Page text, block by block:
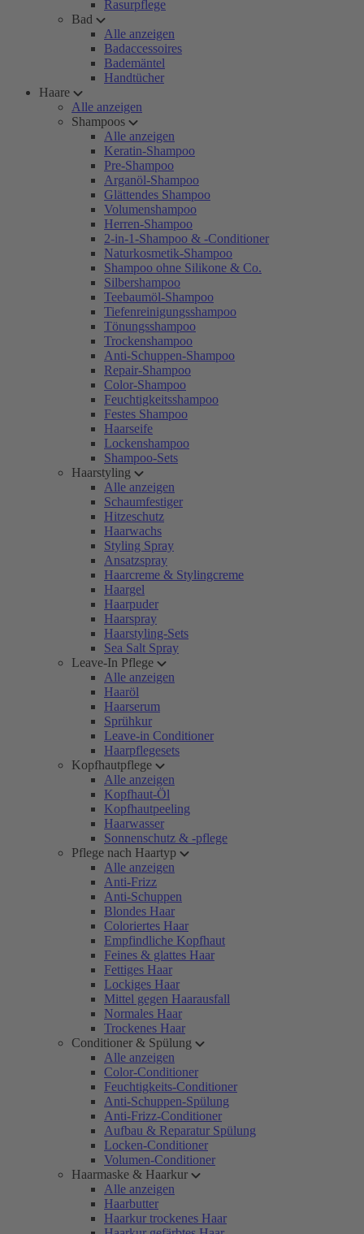
Rasurpflege
Bad
Alle anzeigen
Badaccessoires
Bademäntel
Handtücher
Haare
Alle anzeigen
Shampoos
Alle anzeigen
Keratin-Shampoo
Pre-Shampoo
Arganöl-Shampoo
Glättendes Shampoo
Volumenshampoo
Herren-Shampoo
2-in-1-Shampoo & -Conditioner
Naturkosmetik-Shampoo
Shampoo ohne Silikone & Co.
Silbershampoo
Teebaumöl-Shampoo
Tiefenreinigungsshampoo
Tönungsshampoo
Trockenshampoo
Anti-Schuppen-Shampoo
Repair-Shampoo
Color-Shampoo
Feuchtigkeitsshampoo
Festes Shampoo
Haarseife
Lockenshampoo
Shampoo-Sets
Haarstyling
Alle anzeigen
Schaumfestiger
Hitzeschutz
Haarwachs
Styling Spray
Ansatzspray
Haarcreme & Stylingcreme
Haargel
Haarpuder
Haarspray
Haarstyling-Sets
Sea Salt Spray
Leave-In Pflege
Alle anzeigen
Haaröl
Haarserum
Sprühkur
Leave-in Conditioner
Haarpflegesets
Kopfhautpflege
Alle anzeigen
Kopfhaut-Öl
Kopfhautpeeling
Haarwasser
Sonnenschutz & -pflege
Pflege nach Haartyp
Alle anzeigen
Anti-Frizz
Anti-Schuppen
Blondes Haar
Coloriertes Haar
Empfindliche Kopfhaut
Feines & glattes Haar
Fettiges Haar
Lockiges Haar
Mittel gegen Haarausfall
Normales Haar
Trockenes Haar
Conditioner & Spülung
Alle anzeigen
Color-Conditioner
Feuchtigkeits-Conditioner
Anti-Schuppen-Spülung
Anti-Frizz-Conditioner
Aufbau & Reparatur Spülung
Locken-Conditioner
Volumen-Conditioner
Haarmaske & Haarkur
Alle anzeigen
Haarbutter
Haarkur trockenes Haar